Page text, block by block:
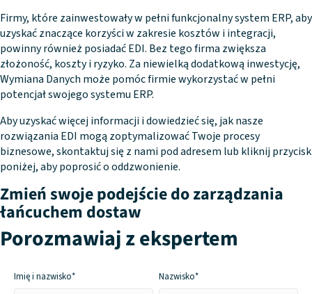
Firmy, które zainwestowały w pełni funkcjonalny system ERP, aby
uzyskać znaczące korzyści w zakresie kosztów i integracji,
powinny również posiadać EDI. Bez tego firma zwiększa
złożoność, koszty i ryzyko. Za niewielką dodatkową inwestycję,
Wymiana Danych może pomóc firmie wykorzystać w pełni
potencjał swojego systemu ERP.
Aby uzyskać więcej informacji i dowiedzieć się, jak nasze
rozwiązania EDI mogą zoptymalizować Twoje procesy
biznesowe, skontaktuj się z nami pod adresem lub kliknij przycisk
poniżej, aby poprosić o oddzwonienie.
Zmień swoje podejście do zarządzania
łańcuchem dostaw
Porozmawiaj z ekspertem
Imię i nazwisko* Nazwisko*